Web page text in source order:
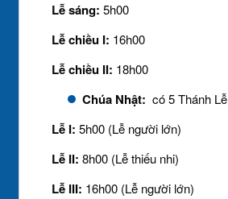
Lễ sáng: 5h00
Lễ chiều I: 16h00
Lễ chiều II: 18h00
Chúa Nhật: có 5 Thánh Lễ
Lễ I: 5h00 (Lễ người lớn)
Lễ II: 8h00 (Lễ thiếu nhi)
Lễ III: 16h00 (Lễ người lớn)